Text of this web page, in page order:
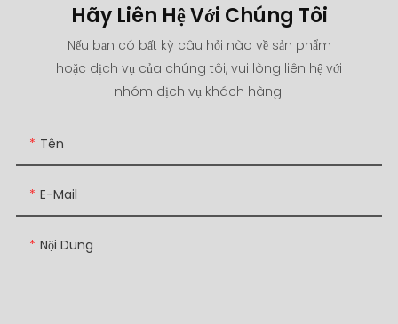
Hãy Liên Hệ Với Chúng Tôi
Nếu bạn có bất kỳ câu hỏi nào về sản phẩm
hoặc dịch vụ của chúng tôi, vui lòng liên hệ với
nhóm dịch vụ khách hàng.
Tên
E-Mail
Nội Dung